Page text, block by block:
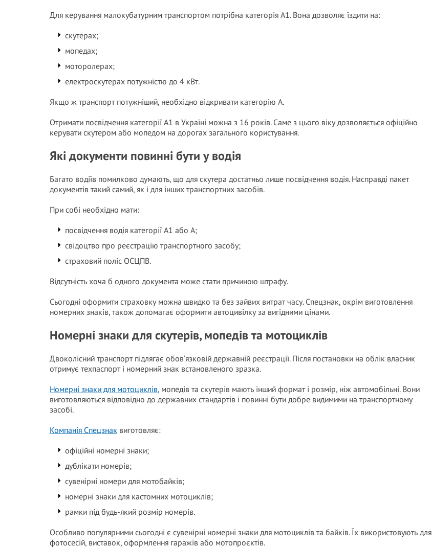
Для керування малокубатурним транспортом потрібна категорія А1. Вона дозволяє їздити на:
скутерах;
мопедах;
моторолерах;
електроскутерах потужністю до 4 кВт.
Якщо ж транспорт потужніший, необхідно відкривати категорію А.
Отримати посвідчення категорії А1 в Україні можна з 16 років. Саме з цього віку дозволяється офіційно
керувати скутером або мопедом на дорогах загального користування.
Які документи повинні бути у водія
Багато водіїв помилково думають, що для скутера достатньо лише посвідчення водія. Насправді пакет
документів такий самий, як і для інших транспортних засобів.
При собі необхідно мати:
посвідчення водія категорії А1 або А;
свідоцтво про реєстрацію транспортного засобу;
страховий поліс ОСЦПВ.
Відсутність хоча б одного документа може стати причиною штрафу.
Сьогодні оформити страховку можна швидко та без зайвих витрат часу. Спецзнак, окрім виготовлення
номерних знаків, також допомагає оформити автоцивілку за вигідними цінами.
Номерні знаки для скутерів, мопедів та мотоциклів
Двоколісний транспорт підлягає обов’язковій державній реєстрації. Після постановки на облік власник
отримує техпаспорт і номерний знак встановленого зразка.
Номерні знаки для мотоциклів, мопедів та скутерів мають інший формат і розмір, ніж автомобільні. Вони
виготовляються відповідно до державних стандартів і повинні бути добре видимими на транспортному
засобі.
Компанія Спецзнак виготовляє:
офіційні номерні знаки;
дублікати номерів;
сувенірні номери для мотобайків;
номерні знаки для кастомних мотоциклів;
рамки під будь-який розмір номерів.
Особливо популярними сьогодні є сувенірні номерні знаки для мотоциклів та байків. Їх використовують для
фотосесій, виставок, оформлення гаражів або мотопроєктів.